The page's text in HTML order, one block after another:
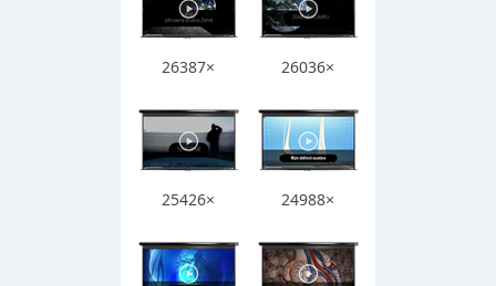
26387× 26036×
25426× 24988×